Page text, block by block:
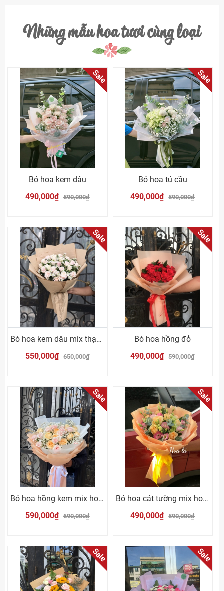
Những mẫu hoa tươi cùng loại
Sale
Bó hoa kem dâu
490,000₫ 590,000₫
Sale
Bó hoa tú cầu
490,000₫ 590,000₫
Sale
Bó hoa kem dâu mix thạch thảo
550,000₫ 650,000₫
Sale
Bó hoa hồng đỏ
490,000₫ 590,000₫
Sale
Bó hoa hồng kem mix hoa hồng cam
590,000₫ 690,000₫
Sale
Bó hoa cát tường mix hoa hồng cam
490,000₫ 590,000₫
Sale Sale